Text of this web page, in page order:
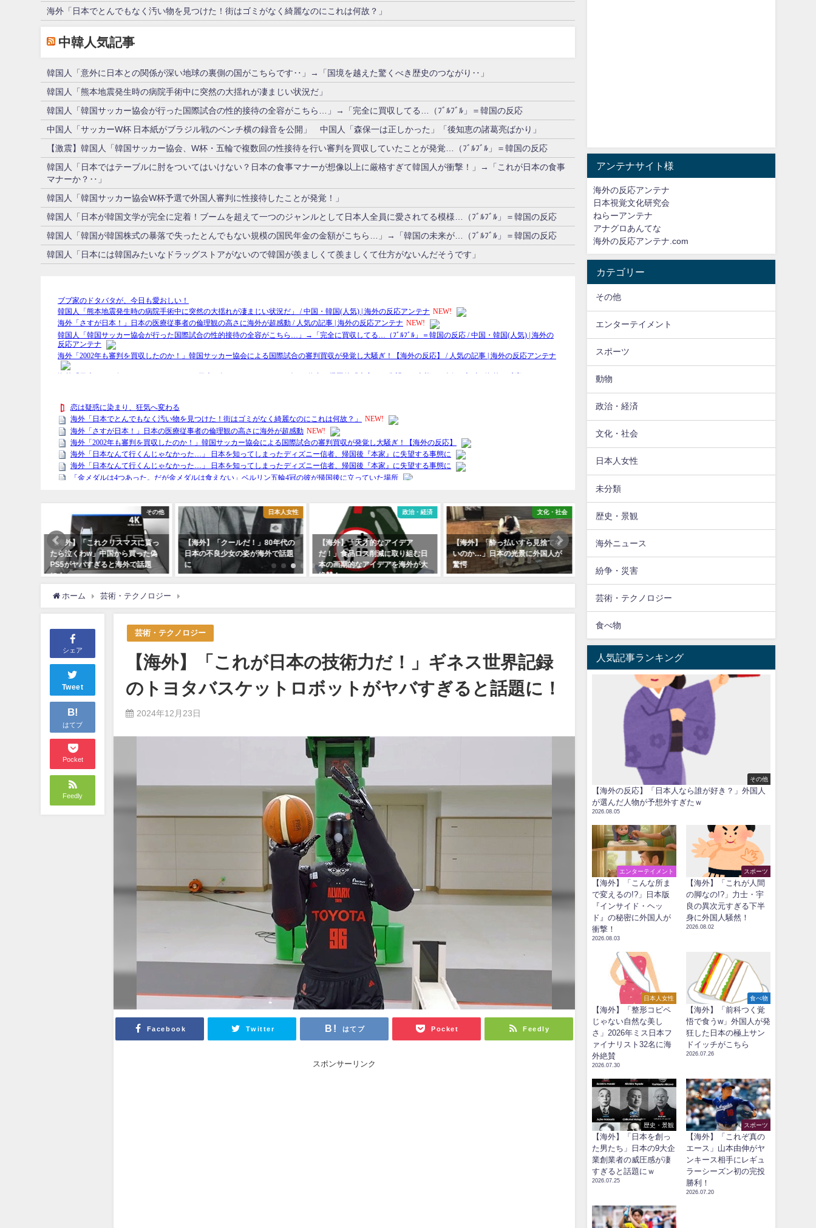
海外「日本でとんでもなく汚い物を見つけた！街はゴミがなく綺麗なのにこれは何故？」
中韓人気記事
韓国人「意外に日本との関係が深い地球の裏側の国がこちらです‥」→「国境を越えた驚くべき歴史のつながり‥」
韓国人「熊本地震発生時の病院手術中に突然の大揺れが凄まじい状況だ」
韓国人「韓国サッカー協会が行った国際試合の性的接待の全容がこちら…」→「完全に買収してる…（ﾌﾞﾙﾌﾞﾙ」＝韓国の反応
中国人「サッカーW杯 日本紙がブラジル戦のベンチ横の録音を公開」 中国人「森保一は正しかった」「後知恵の諸葛亮ばかり」
【激震】韓国人「韓国サッカー協会、W杯・五輪で複数回の性接待を行い審判を買収していたことが発覚…（ﾌﾞﾙﾌﾞﾙ」＝韓国の反応
韓国人「日本ではテーブルに肘をついてはいけない？日本の食事マナーが想像以上に厳格すぎて韓国人が衝撃！」→「これが日本の食事
マナーか？‥」
韓国人「韓国サッカー協会W杯予選で外国人審判に性接待したことが発覚！」
韓国人「日本が韓国文学が完全に定着！ブームを超えて一つのジャンルとして日本人全員に愛されてる模様…（ﾌﾞﾙﾌﾞﾙ」＝韓国の反応
韓国人「韓国が韓国株式の暴落で失ったとんでもない規模の国民年金の金額がこちら…」→「韓国の未来が…（ﾌﾞﾙﾌﾞﾙ」＝韓国の反応
韓国人「日本には韓国みたいなドラッグストアがないので韓国が羨ましくて羨ましくて仕方がないんだそうです」
【海外】「これクリスマスに貰っ
たら泣くわw」中国から買った偽
PS5がヤバすぎると海外で話題
日本人女性
【海外】「クールだ！」80年代の
日本の不良少女の姿が海外で話題
に
政治・経済
【海外】「天才的なアイデア
だ！」食品ロス削減に取り組む日
本の画期的なアイデアを海外が大
絶賛！
文化・社会
【海外】「酔っ払いすら見捨てな
いのか…」日本の光景に外国人が
驚愕
政治・経済
【海外】「日本がチリの新大統領
に贈呈したギフトがこちら」
→「うらやましすぎるw」「ちょ
っと大統領になってくるわ」
ホーム 芸術・テクノロジー
シェア
Tweet
B!
はてブ
Pocket
Feedly
芸術・テクノロジー
【海外】「これが日本の技術力だ！」ギネス世界記録
のトヨタバスケットロボットがヤバすぎると話題に！
2024年12月23日
Facebook Twitter はてブ Pocket Feedly
スポンサーリンク
アンテナサイト様
海外の反応アンテナ
日本視覚文化研究会
ねらーアンテナ
アナグロあんてな
海外の反応アンテナ.com
カテゴリー
その他
エンターテイメント
スポーツ
動物
政治・経済
文化・社会
日本人女性
未分類
歴史・景観
海外ニュース
紛争・災害
芸術・テクノロジー
食べ物
人気記事ランキング
その他
【海外の反応】「日本人なら誰が好き？」外国人
が選んだ人物が予想外すぎたｗ
2026.08.05
エンターテイメント
【海外】「こんな所ま
で変えるの!?」日本版
『インサイド・ヘッ
ド』の秘密に外国人が
衝撃！
2026.08.03
スポーツ
【海外】「これが人間
の脚なの!?」力士・宇
良の異次元すぎる下半
身に外国人騒然！
2026.08.02
日本人女性
【海外】「整形コピペ
じゃない自然な美し
さ」2026年ミス日本フ
ァイナリスト32名に海
外絶賛
2026.07.30
食べ物
【海外】「前科つく覚
悟で食うw」外国人が発
狂した日本の極上サン
ドイッチがこちら
2026.07.26
歴史・景観
【海外】「日本を創っ
た男たち」日本の9大企
業創業者の威圧感が凄
すぎると話題にｗ
2026.07.25
スポーツ
【海外】「これぞ真の
エース」山本由伸がヤ
ンキース相手にレギュ
ラーシーズン初の完投
勝利！
2026.07.20